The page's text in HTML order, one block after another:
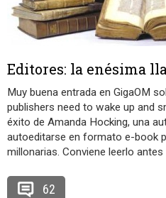
Editores: la enésima
Muy buena entrada en GigaOM
publishers need to wake up and
éxito de Amanda Hocking, una
autoeditarse en formato e-book
millonarias. Conviene leerlo
62